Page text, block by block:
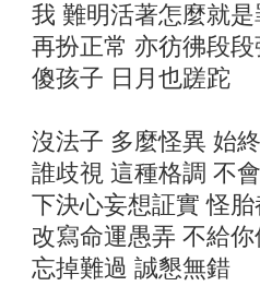
我 難明活著怎麼就
再扮正常 亦彷彿段
傻孩子 日月也蹉跎
沒法子 多麼怪異 始
誰歧視 這種格調 不
下決心妄想証實 怪胎
改寫命運愚弄 不給
忘掉難過 誠懇無錯